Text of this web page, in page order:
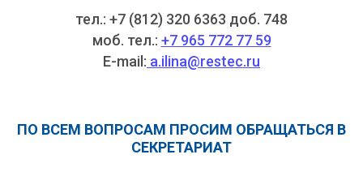
тел.: +7 (812) 320 6363 доб. 748
моб. тел.: +7 965 772 77 59
E-mail: a.ilina@restec.ru
ПО ВСЕМ ВОПРОСАМ ПРОСИМ ОБРАЩАТЬСЯ В
СЕКРЕТАРИАТ